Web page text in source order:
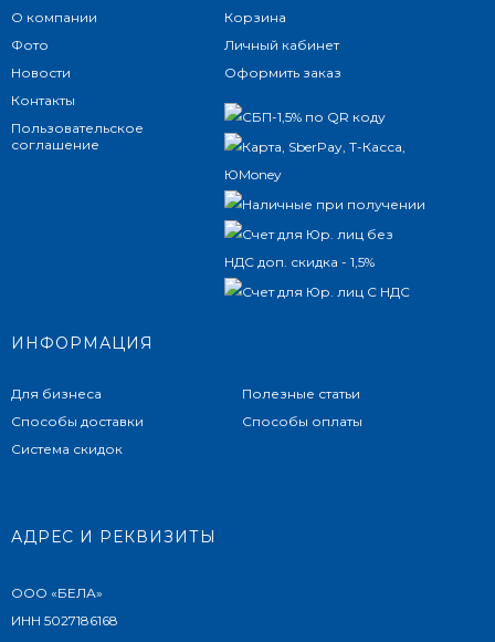
О компании
Фото
Новости
Контакты
Пользовательское
соглашение
Корзина
Личный кабинет
Оформить заказ
ИНФОРМАЦИЯ
Для бизнеса
Способы доставки
Система скидок
Полезные статьи
Способы оплаты
АДРЕС И РЕКВИЗИТЫ
ООО «БЕЛА»
ИНН 5027186168